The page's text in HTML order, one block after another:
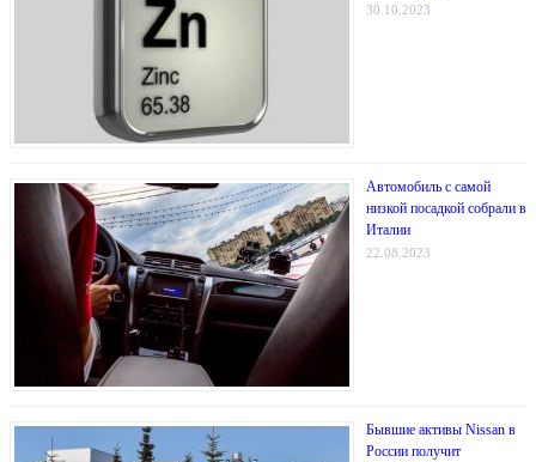
30.10.2023
Автомобиль с самой
низкой посадкой собрали в
Италии
22.08.2023
Бывшие активы Nissan в
России получит